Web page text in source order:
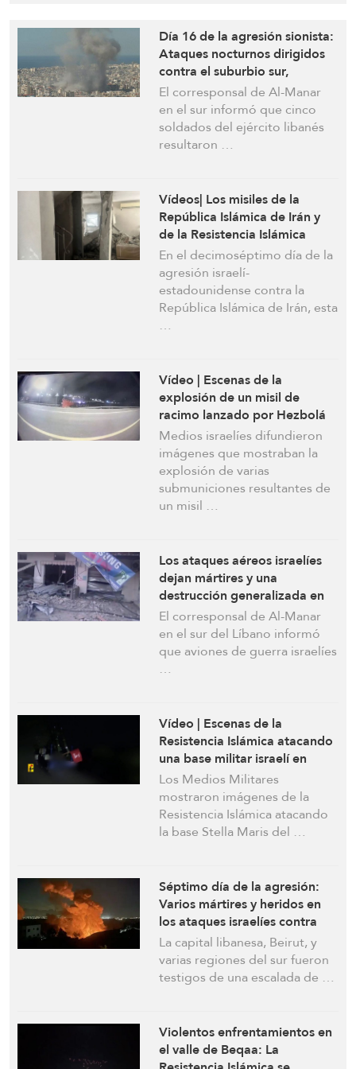
Día 16 de la agresión sionista:
Ataques nocturnos dirigidos
contra el suburbio sur,
Aramoun y las aldeas del sur
del Líbano
El corresponsal de Al-Manar
en el sur informó que cinco
soldados del ejército libanés
resultaron …
Vídeos| Los misiles de la
República Islámica de Irán y
de la Resistencia Islámica
logran impactos significativos
en amplias zonas del territorio
de la Entidad ocupante
En el decimoséptimo día de la
agresión israelí-
estadounidense contra la
República Islámica de Irán, esta
…
Vídeo | Escenas de la
explosión de un misil de
racimo lanzado por Hezbolá
hacia Metula
Medios israelíes difundieron
imágenes que mostraban la
explosión de varias
submuniciones resultantes de
un misil …
Los ataques aéreos israelíes
dejan mártires y una
destrucción generalizada en
varias ciudades y zonas en el
Líbano
El corresponsal de Al-Manar
en el sur del Líbano informó
que aviones de guerra israelíes
…
Vídeo | Escenas de la
Resistencia Islámica atacando
una base militar israelí en
Haifa
Los Medios Militares
mostraron imágenes de la
Resistencia Islámica atacando
la base Stella Maris del …
Séptimo día de la agresión:
Varios mártires y heridos en
los ataques israelíes contra
Beirut y varias zonas del sur
La capital libanesa, Beirut, y
varias regiones del sur fueron
testigos de una escalada de …
Violentos enfrentamientos en
el valle de Beqaa: La